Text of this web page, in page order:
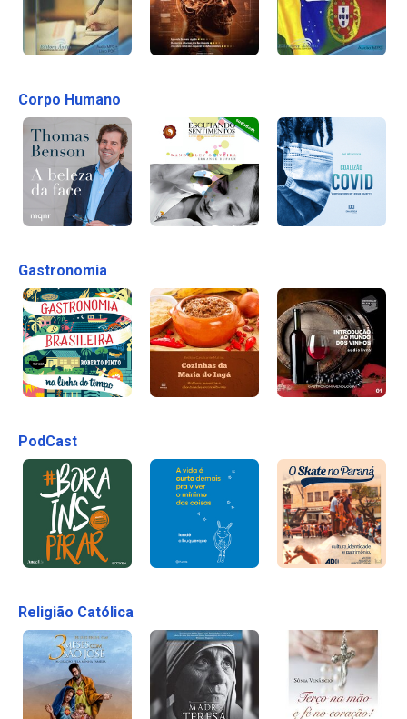
Corpo Humano
Gastronomia
PodCast
Religião Católica